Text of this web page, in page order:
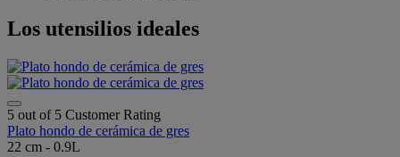
Los utensilios ideales
5 out of 5 Customer Rating
Plato hondo de cerámica de gres
22 cm - 0.9L